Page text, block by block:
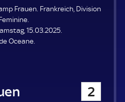
E
E
N
E
Frauen. Frankreich, Division
15.03.2025.
Oceane.
2